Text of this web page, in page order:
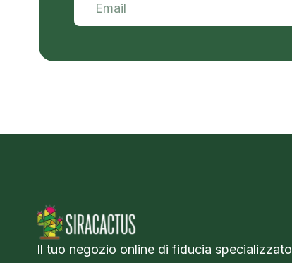
Il tuo negozio online di fiducia specializzato